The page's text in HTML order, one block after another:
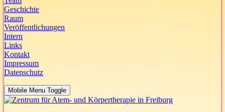
Geschichte
Raum
Veröffentlichungen
Intern
Links
Kontakt
Impressum
Datenschutz
Mobile Menu Toggle